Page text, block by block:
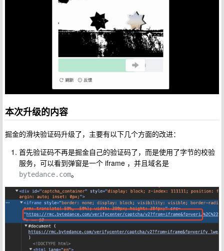
本次升级的内容
掘金的滑块验证码升级了，主要有以下几个方面的改进：
首先验证码不再是掘金自己的验证码了，而是使用了字节的校验
服务，可以看到弹窗是一个 iframe ，并且域名是
bytedance.com。